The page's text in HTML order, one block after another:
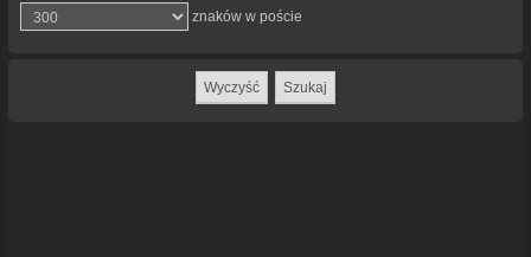
znaków w poście